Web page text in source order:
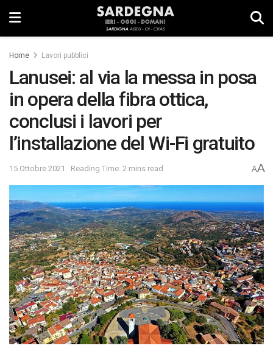
Home Lavori pubblici
Lanusei: al via la messa in posa
in opera della fibra ottica,
conclusi i lavori per
l’installazione del Wi-Fi gratuito
15 Ottobre 2021 Reading Time: 2 mins read AA